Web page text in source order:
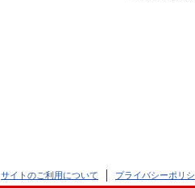
サイトのご利用について プライバシーポリ